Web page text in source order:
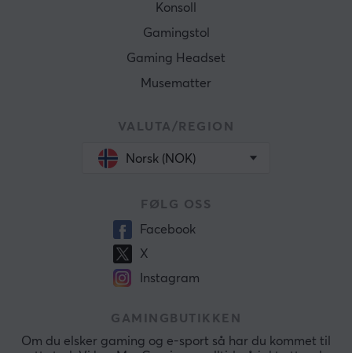
Konsoll
Gamingstol
Gaming Headset
Musematter
VALUTA/REGION
Norsk (NOK)
FØLG OSS
Facebook
X
Instagram
GAMINGBUTIKKEN
Om du elsker gaming og e-sport så har du kommet til